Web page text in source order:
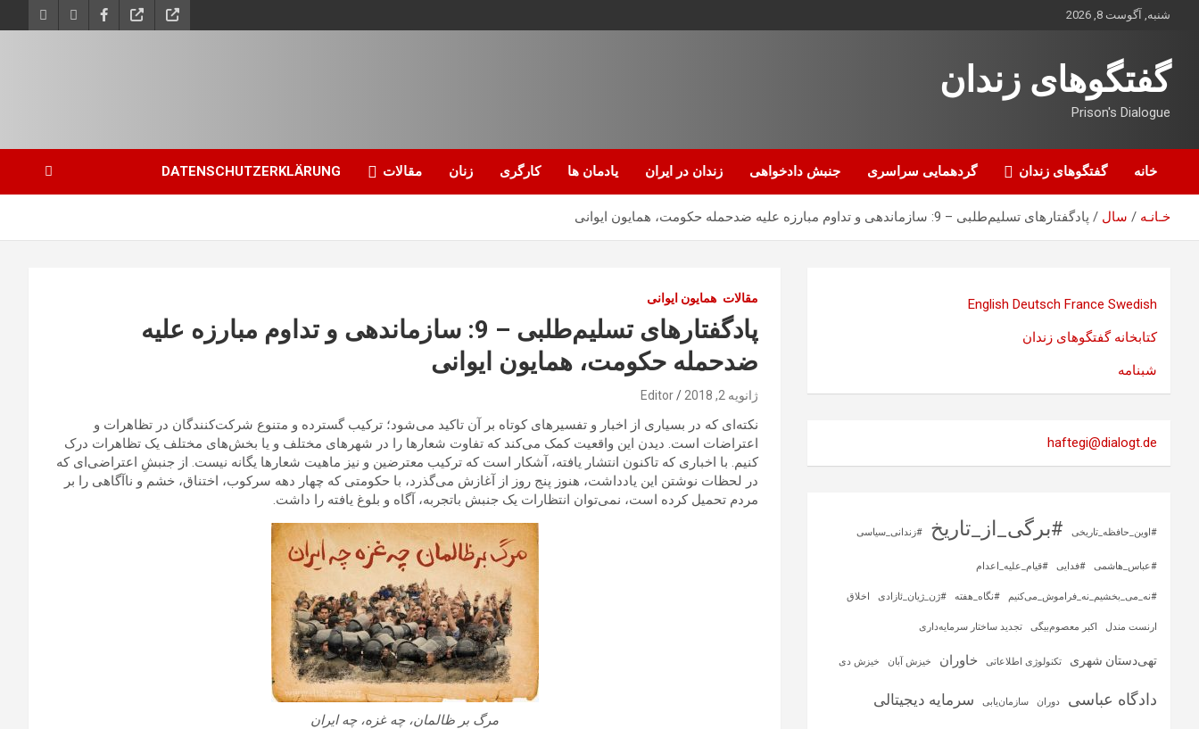
شنبه, آگوست 8, 2026
گفتگوهای زندان
Prison's Dialogue
خانه گفتگوهای زندان گردهمایی سراسری جنبش دادخواهی زندان در ایران یادمان ها کارگری زنان مقالات DATENSCHUTZERKLÄRUNG
خـانـه سال پادگفتارهای تسلیم‌طلبی – 9: سازماندهی و تداوم مبارزه علیه ضدحمله حکومت، همایون ایوانی
مقالات همایون ایوانی
پادگفتارهای تسلیم‌طلبی – 9: سازماندهی و تداوم مبارزه علیه
ضدحمله حکومت، همایون ایوانی
ژانویه 2, 2018 Editor
نکته‌ای که در بسیاری از اخبار و تفسیرهای کوتاه بر آن تاکید می‌شود؛ ترکیب گسترده و متنوع شرکت‌کنندگان در تظاهرات و
اعتراضات است. دیدن این واقعیت کمک می‌کند که تفاوت شعارها را در شهرهای مختلف و یا بخش‌های مختلف یک تظاهرات درک
کنیم. با اخباری که تاکنون انتشار یافته، آشکار است که ترکیب معترضین و نیز ماهیت شعارها یگانه نیست. از جنبشِ اعتراضی‌ای که
در لحظات نوشتن این یادداشت، هنوز پنج روز از آغازش می‌گذرد، با حکومتی که چهار دهه سرکوب، اختناق، خشم و ناآگاهی را بر
مردم تحمیل کرده است، نمی‌توان انتظارات یک جنبش باتجربه، آگاه و بلوغ یافته را داشت.
مرگ بر ظالمان، چه غزه، چه ایران
English Deutsch France Swedish
کتابخانه گفتگوهای زندان
شبنامه
haftegi@dialogt.de
#اوین_حافظه_تاریخی #برگی_از_تاریخ #زندانی_سیاسی
#عباس_هاشمی #فدایی #قیام_علیه_اعدام
#نه_می_بخشیم_نه_فراموش_می‌کنیم #نگاه_هفته #ژن_ژیان_ئازادی اخلاق
ارنست مندل اکبر معصوم‌بیگی تجدید ساختار سرمایه‌داری
تهی‌دستان شهری تکنولوژی اطلاعاتی خاوران خیزش آبان خیزش دی
دادگاه عباسی دوران سازمان‌یابی سرمایه‌ دیجیتالی